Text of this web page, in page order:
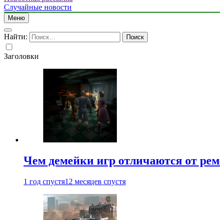
Случайные новости
Меню
Найти:
Заголовки
Чем демейки игр отличаются от
1 год спустя12 месяцев спустя